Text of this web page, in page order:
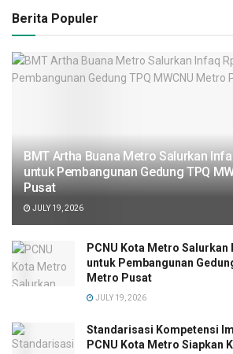
Berita Populer
BMT Artha Buana Metro Salurkan
untuk Pembangunan Gedung TPQ
Pusat
JULY 19, 2026
PCNU Kota Metro Salurkan
untuk Pembangunan
Metro Pusat
JULY 19, 2026
Standarisasi Kompetensi
PCNU Kota Metro Siapkan